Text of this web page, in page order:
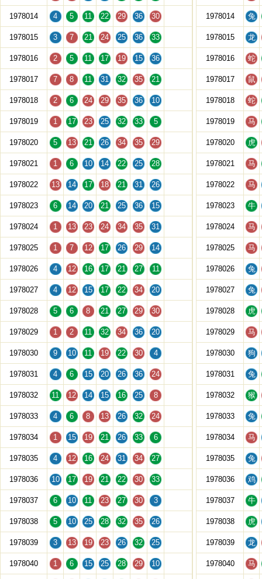
1978014 4 5 11 22 29 36 30
1978015 3 7 21 24 25 36 33
1978016 2 5 11 17 19 15 36
1978017 7 8 11 31 32 35 21
1978018 2 6 24 29 35 36 10
1978019 1 17 23 25 32 33 5
1978020 5 13 21 26 34 35 29
1978021 1 6 10 14 22 25 28
1978022 13 14 17 18 21 31 26
1978023 6 14 20 21 25 36 15
1978024 1 13 23 24 34 35 31
1978025 1 7 12 17 26 29 14
1978026 4 12 16 17 21 27 11
1978027 4 12 15 17 22 34 20
1978028 5 6 8 21 27 29 30
1978029 1 2 11 32 34 36 20
1978030 9 10 11 19 22 30 4
1978031 4 6 15 20 26 36 24
1978032 11 12 14 15 16 25 8
1978033 4 6 8 13 26 32 24
1978034 1 15 19 21 26 33 6
1978035 4 12 16 24 31 34 27
1978036 10 17 19 21 22 30 33
1978037 6 10 11 23 27 30 3
1978038 5 10 25 28 32 35 26
1978039 3 13 19 23 26 32 25
1978040 1 6 15 25 28 29 10
1978014 兔
1978015 龙
1978016 蛇
1978017 鼠
1978018 蛇
1978019 马
1978020 虎
1978021 马
1978022 马
1978023 牛
1978024 马
1978025 马
1978026 兔
1978027 兔
1978028 虎
1978029 马
1978030 狗
1978031 兔
1978032 猴
1978033 兔
1978034 马
1978035 兔
1978036 鸡
1978037 牛
1978038 虎
1978039 龙
1978040 马